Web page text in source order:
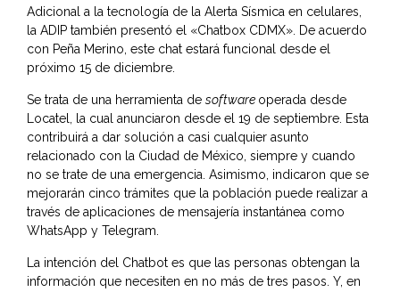
Adicional a la tecnología de la Alerta Sísmica en celulares,
la ADIP también presentó el «Chatbox CDMX». De acuerdo
con Peña Merino, este chat estará funcional desde el
próximo 15 de diciembre.
Se trata de una herramienta de software operada desde
Locatel, la cual anunciaron desde el 19 de septiembre. Esta
contribuirá a dar solución a casi cualquier asunto
relacionado con la Ciudad de México, siempre y cuando
no se trate de una emergencia. Asimismo, indicaron que se
mejorarán cinco trámites que la población puede realizar a
través de aplicaciones de mensajería instantánea como
WhatsApp y Telegram.
La intención del Chatbot es que las personas obtengan la
información que necesiten en no más de tres pasos. Y, en